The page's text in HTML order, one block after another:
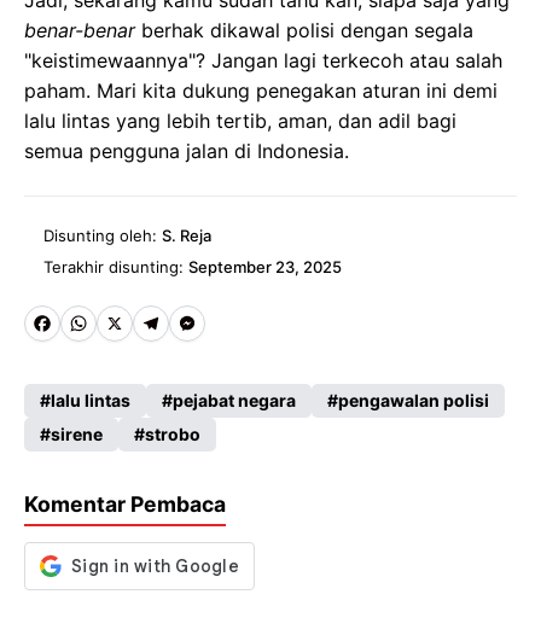
benar-benarberhak dikawal polisi dengan segala
"keistimewaannya"? Jangan lagi terkecoh atau salah
paham. Mari kita dukung penegakan aturan ini demi
lalu lintas yang lebih tertib, aman, dan adil bagi
semua pengguna jalan di Indonesia.
Disunting oleh: S. Reja
Terakhir disunting: September 23, 2025
Fa
b
o
k
W
ts
A
p
X
Te
a
M
se
n
er
lalu lintas pejabat negara
pengawalan polisi
sirene
strobo
Komentar Pembaca